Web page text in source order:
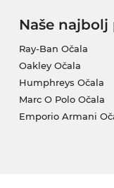
Naše
Ray-Ban Očala
Oakley Očala
Humphreys Očala
Marc O Polo Očala
Emporio Armani